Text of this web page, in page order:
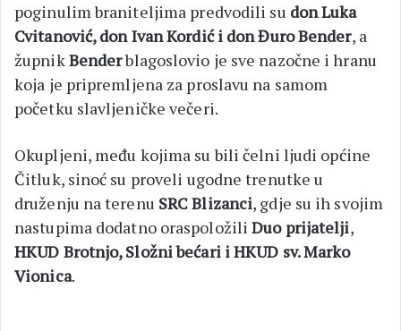
poginulim braniteljima predvodili su don Luka
Cvitanović, don Ivan Kordić i don Đuro Bender, a
župnikBenderblagoslovio je sve nazočne i hranu
koja je pripremljena za proslavu na samom
početku slavljeničke večeri.
Okupljeni, među kojima su bili čelni ljudi općine
Čitluk, sinoć su proveli ugodne trenutke u
druženju na terenu SRC Blizanci, gdje su ih svojim
nastupima dodatno oraspoložiliDuo prijatelji,
HKUD Brotnjo, Složni bećari i HKUD sv. Marko
Vionica.